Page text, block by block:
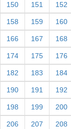
150 151 152
158 159 160
166 167 168
174 175 176
182 183 184
190 191 192
198 199 200
206 207 208